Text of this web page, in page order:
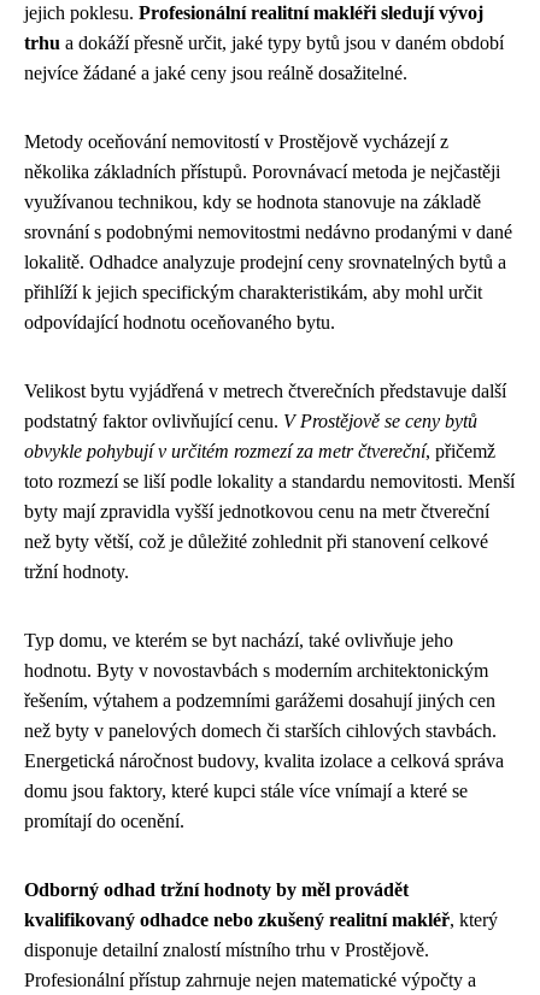
jejich poklesu. Profesionální realitní makléři sledují vývoj
trhu a dokáží přesně určit, jaké typy bytů jsou v daném období
nejvíce žádané a jaké ceny jsou reálně dosažitelné.
Metody oceňování nemovitostí v Prostějově vycházejí z
několika základních přístupů. Porovnávací metoda je nejčastěji
využívanou technikou, kdy se hodnota stanovuje na základě
srovnání s podobnými nemovitostmi nedávno prodanými v dané
lokalitě. Odhadce analyzuje prodejní ceny srovnatelných bytů a
přihlíží k jejich specifickým charakteristikám, aby mohl určit
odpovídající hodnotu oceňovaného bytu.
Velikost bytu vyjádřená v metrech čtverečních představuje další
podstatný faktor ovlivňující cenu. V Prostějově se ceny bytů
obvykle pohybují v určitém rozmezí za metr čtvereční, přičemž
toto rozmezí se liší podle lokality a standardu nemovitosti. Menší
byty mají zpravidla vyšší jednotkovou cenu na metr čtvereční
než byty větší, což je důležité zohlednit při stanovení celkové
tržní hodnoty.
Typ domu, ve kterém se byt nachází, také ovlivňuje jeho
hodnotu. Byty v novostavbách s moderním architektonickým
řešením, výtahem a podzemními garážemi dosahují jiných cen
než byty v panelových domech či starších cihlových stavbách.
Energetická náročnost budovy, kvalita izolace a celková správa
domu jsou faktory, které kupci stále více vnímají a které se
promítají do ocenění.
Odborný odhad tržní hodnoty by měl provádět
kvalifikovaný odhadce nebo zkušený realitní makléř, který
disponuje detailní znalostí místního trhu v Prostějově.
Profesionální přístup zahrnuje nejen matematické výpočty a